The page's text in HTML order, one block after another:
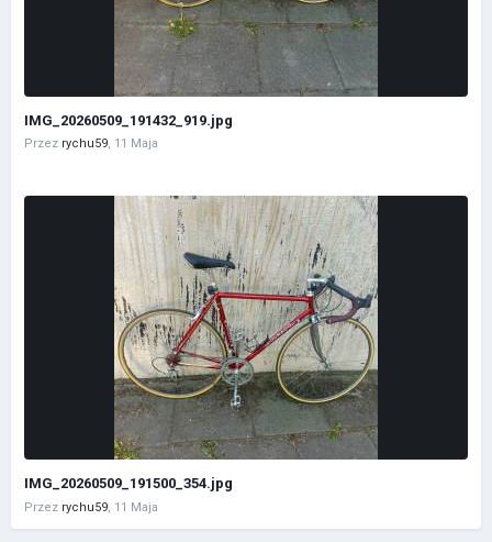
IMG_20260509_191432_919.jpg
Przez rychu59, 11 Maja
IMG_20260509_191500_354.jpg
Przez rychu59, 11 Maja